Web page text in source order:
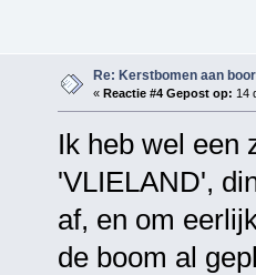
Re: Kerstbomen aan
« Reactie #4 Gepost op: 14
Ik heb wel een
'VLIELAND',
af, en om
de boom al